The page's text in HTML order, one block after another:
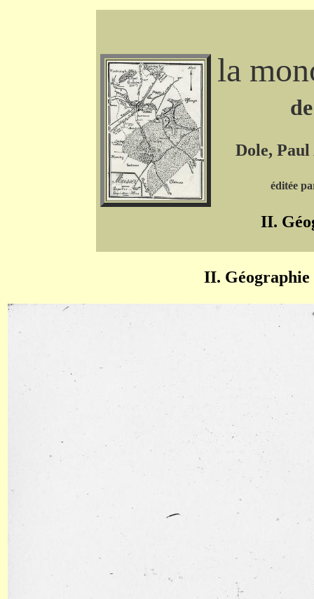
la
Dole,
éditée
II.
II. Géographie